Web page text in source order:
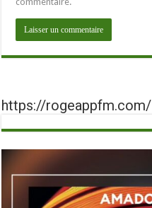
https://rogeappfm.com/